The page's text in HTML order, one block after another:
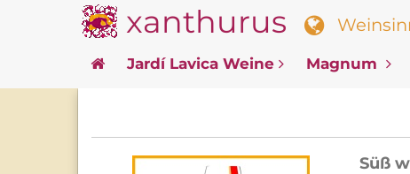
xanthurus
Jardí Lavica Weine Magnum
Süß